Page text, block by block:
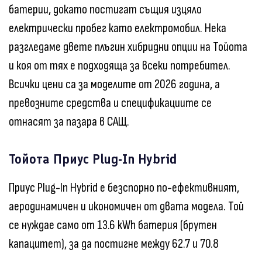
батерии, докато постигат същия изцяло
електрически пробег като електромобил. Нека
разгледаме двете плъгин хибридни опции на Тойота
и коя от тях е подходяща за всеки потребител.
Всички цени са за моделите от 2026 година, а
превозните средства и спецификациите се
отнасят за пазара в САЩ.
Тойота Приус Plug-In Hybrid
Приус Plug-In Hybrid е безспорно по-ефективният,
аеродинамичен и икономичен от двата модела. Той
се нуждае само от 13.6 kWh батерия (брутен
капацитет), за да постигне между 62.7 и 70.8